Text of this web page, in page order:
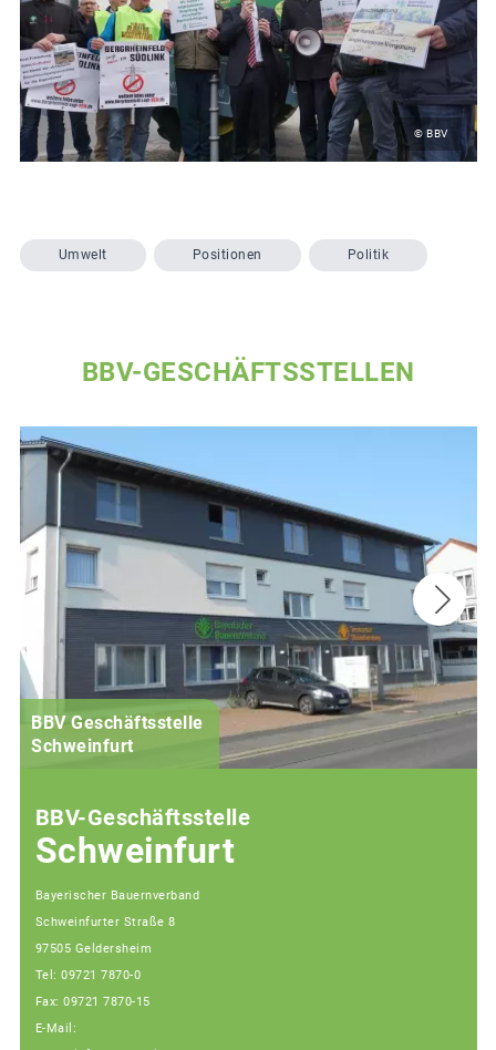
© BBV
Umwelt Positionen Politik
BBV-GESCHÄFTSSTELLEN
BBV Geschäftsstelle
Schweinfurt
BBV-Geschäftsstelle
Schweinfurt
Bayerischer Bauernverband
Schweinfurter Straße 8
97505 Geldersheim
Tel: 09721 7870-0
Fax: 09721 7870-15
E-Mail: